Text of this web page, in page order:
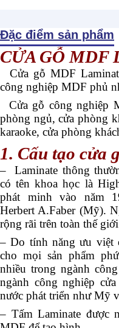
Đặc điểm sản phẩm
CỬA GỖ MDF
Cửa gỗ MDF
công nghiệp MDF phủ
Cửa gỗ công nghiệp
phòng ngủ, cửa phòng
karaoke, cửa phòng
1. Cấu tạo cửa
– Laminate thông
có tên khoa học là
phát minh vào năm
Herbert A.Faber (Mỹ).
rộng rãi trên toàn thế
– Do tính năng ưu việt
cho mọi sản phẩm
nhiều trong ngành
ngành công nghiệp
nước phát triển như Mỹ
– Tấm Laminate được